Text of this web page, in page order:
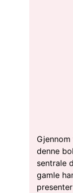
denne
sentrale
gamle